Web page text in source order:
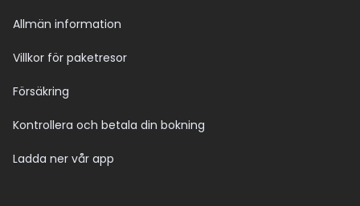
Allmän information
Villkor för paketresor
Försäkring
Kontrollera och betala din bokning
Ladda ner vår app